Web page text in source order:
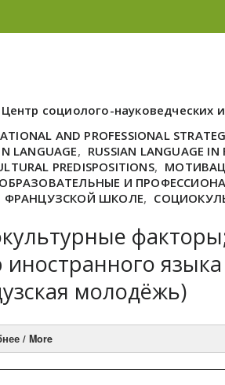
Центр социолого-науковедческих
AND PROFESSIONAL
LANGUAGE, RUSSIAN LANGUAGE IN
PREDISPOSITIONS,
ОБРАЗОВАТЕЛЬНЫЕ И
ФРАНЦУЗСКОЙ ШКОЛЕ,
молодёжь)
/ More